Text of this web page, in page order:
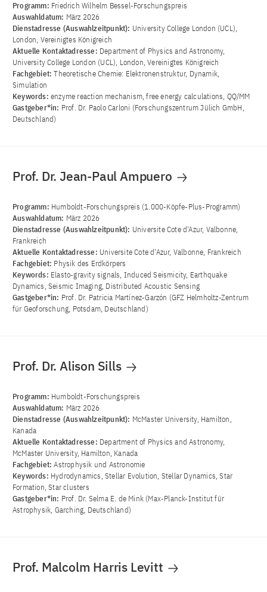
Programm: Friedrich Wilhelm Bessel-Forschungspreis
Auswahldatum: März 2026
Dienstadresse (Auswahlzeitpunkt): University College London (UCL),
London, Vereinigtes Königreich
Aktuelle Kontaktadresse: Department of Physics and Astronomy,
University College London (UCL), London, Vereinigtes Königreich
Fachgebiet:Theoretische Chemie: Elektronenstruktur, Dynamik,
Simulation
Keywords: enzyme reaction mechanism, free energy calculations, QQ/MM
Gastgeber*in: Prof. Dr. Paolo Carloni (Forschungszentrum Jülich GmbH,
Deutschland)
Prof. Dr. Jean-Paul Ampuero
Programm: Humboldt-Forschungspreis (1.000-Köpfe-Plus-Programm)
Auswahldatum: März 2026
Dienstadresse (Auswahlzeitpunkt): Universite Cote d'Azur, Valbonne,
Frankreich
Aktuelle Kontaktadresse: Universite Cote d'Azur, Valbonne, Frankreich
Fachgebiet: Physik des Erdkörpers
Keywords: Elasto-gravity signals, Induced Seismicity, Earthquake
Dynamics, Seismic Imaging, Distributed Acoustic Sensing
Gastgeber*in: Prof. Dr. Patricia Martínez-Garzón (GFZ Helmholtz-Zentrum
für Geoforschung, Potsdam, Deutschland)
Prof. Dr. Alison Sills
Programm: Humboldt-Forschungspreis
Auswahldatum: März 2026
Dienstadresse (Auswahlzeitpunkt): McMaster University, Hamilton,
Kanada
Aktuelle Kontaktadresse: Department of Physics and Astronomy,
McMaster University, Hamilton, Kanada
Fachgebiet:Astrophysik und Astronomie
Keywords: Hydrodynamics, Stellar Evolution, Stellar Dynamics, Star
Formation, Star clusters
Gastgeber*in: Prof. Dr. Selma E. de Mink (Max-Planck-Institut für
Astrophysik, Garching, Deutschland)
Prof. Malcolm Harris Levitt